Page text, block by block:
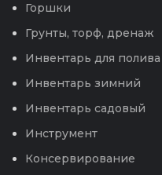
Горшки
Грунты, торф, дренаж
Инвентарь для
Инвентарь зимний
Инвентарь садовый
Инструмент
Консервирование